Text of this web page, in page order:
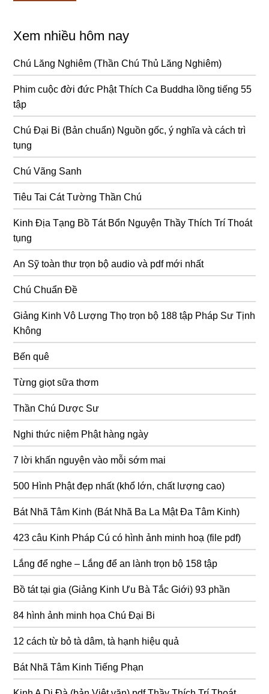
Xem nhiều hôm nay
Chú Lăng Nghiêm (Thần Chú Thủ Lăng Nghiêm)
Phim cuộc đời đức Phật Thích Ca Buddha lồng tiếng 55
tập
Chú Đại Bi (Bản chuẩn) Nguồn gốc, ý nghĩa và cách trì
tụng
Chú Vãng Sanh
Tiêu Tai Cát Tường Thần Chú
Kinh Địa Tạng Bồ Tát Bổn Nguyện Thầy Thích Trí Thoát
tụng
An Sỹ toàn thư trọn bộ audio và pdf mới nhất
Chú Chuẩn Đề
Giảng Kinh Vô Lượng Thọ trọn bộ 188 tập Pháp Sư Tịnh
Không
Bến quê
Từng giọt sữa thơm
Thần Chú Dược Sư
Nghi thức niệm Phật hàng ngày
7 lời khấn nguyện vào mỗi sớm mai
500 Hình Phật đẹp nhất (khổ lớn, chất lượng cao)
Bát Nhã Tâm Kinh (Bát Nhã Ba La Mật Đa Tâm Kinh)
423 câu Kinh Pháp Cú có hình ảnh minh hoạ (file pdf)
Lắng để nghe – Lắng để an lành trọn bộ 158 tập
Bồ tát tại gia (Giảng Kinh Ưu Bà Tắc Giới) 93 phần
84 hình ảnh minh họa Chú Đại Bi
12 cách từ bỏ tà dâm, tà hạnh hiệu quả
Bát Nhã Tâm Kinh Tiếng Phạn